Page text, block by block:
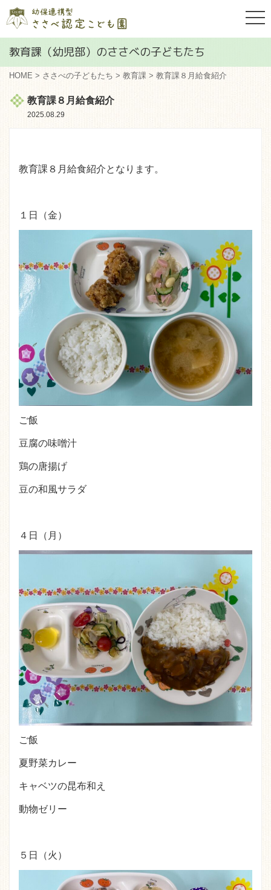
教育課（幼児部）のささべの子どもたち
HOME > ささべの子どもたち > 教育課 > 教育課８月給食紹介
教育課８月給食紹介
2025.08.29
教育課８月給食紹介となります。
１日（金）
ご飯
豆腐の味噌汁
鶏の唐揚げ
豆の和風サラダ
４日（月）
ご飯
夏野菜カレー
キャベツの昆布和え
動物ゼリー
５日（火）